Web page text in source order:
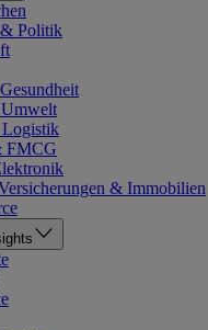
Politik
FMCG
& Immobilien